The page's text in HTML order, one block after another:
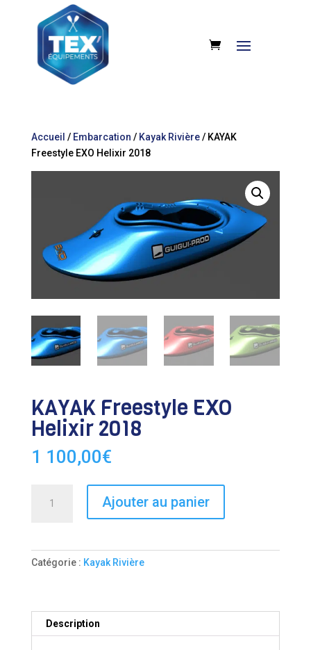
Accueil / Embarcation / Kayak Rivière/ KAYAK
Freestyle EXO Helixir 2018
KAYAK Freestyle EXO
Helixir 2018
1 100,00€
EXO
Helixir
Ajouter au panier
Catégorie : Kayak Rivière
Description